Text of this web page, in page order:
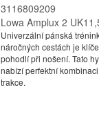
3116809209
Lowa Amplux 2
Univerzální pánská
náročných cestách je
pohodlí při nošení. Tato
nabízí perfektní
trakce.